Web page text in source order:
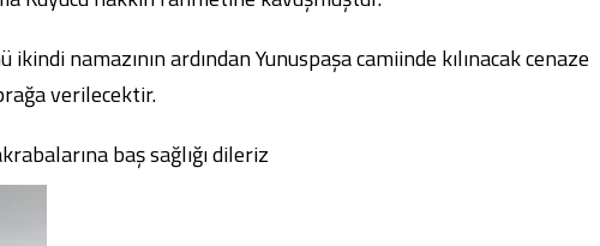
namazının ardından Yunuspaşa camiinde kılınacak cenaze
verilecektir.
baş sağlığı dileriz